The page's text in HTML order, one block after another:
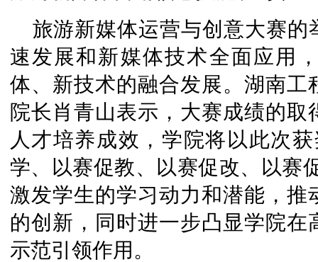
旅游新媒体运营与创意大赛
速发展和新媒体技术全面应用
体、新技术的融合发展。湖南
院长肖青山表示，大赛成绩的
人才培养成效，学院将以此次
学、以赛促教、以赛促改、以赛
激发学生的学习动力和潜能，
的创新，同时进一步凸显学院
示范引领作用。